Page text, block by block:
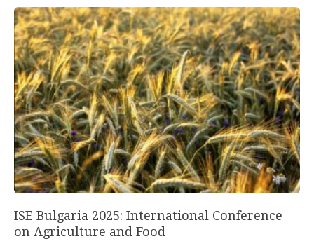
ISE Bulgaria 2025: International Conference
on Agriculture and Food